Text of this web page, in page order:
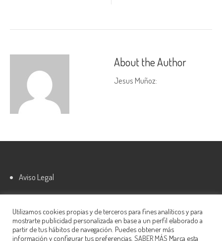
About the Author
Jesus Muñoz:
Aviso Legal
Utilizamos cookies propias y de terceros para fines analíticos y para
mostrarte publicidad personalizada en base a un perfil elaborado a
partir de tus hábitos de navegación. Puedes obtener más
información y configurar tus preferencias. SABER MÁS Marca esta